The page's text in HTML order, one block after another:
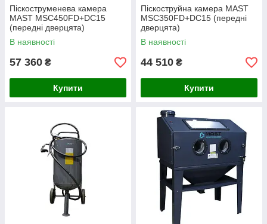
Піскоструменева камера
MAST MSC450FD+DC15
(передні дверцята)
В наявності
57 360 ₴
Купити
Піскоструйна камера MAST
MSC350FD+DC15 (передні
дверцята)
В наявності
44 510 ₴
Купити